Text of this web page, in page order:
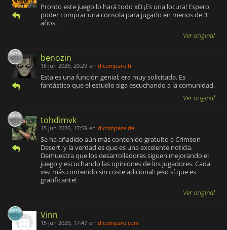
Pronto este juego lo hará todo xD ¡Es una locura! Espero
poder comprar una consola para jugarlo en menos de 3
años.
Ver original
benozin
15 jun 2026, 20:29 en dlcompare.fr
Esta es una función genial; era muy solicitada. Es
fantástico que el estudio siga escuchando a la comunidad.
Ver original
tohdimvk
15 jun 2026, 17:59 en dlcompare.de
Se ha añadido aún más contenido gratuito a Crimson
Desert, y la verdad es que es una excelente noticia.
Demuestra que los desarrolladores siguen mejorando el
juego y escuchando las opiniones de los jugadores. Cada
vez más contenido sin coste adicional: ¡eso sí que es
gratificante!
Ver original
Vinn
15 jun 2026, 17:47 en dlcompare.com